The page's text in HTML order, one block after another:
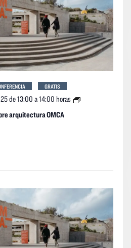
arquitectura OMCA
de 13:00 a14:00 horas
Paseo
GRATIS